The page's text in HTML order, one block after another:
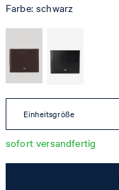
Farbe:schwarz
Einheitsgröße
sofort versandfertig